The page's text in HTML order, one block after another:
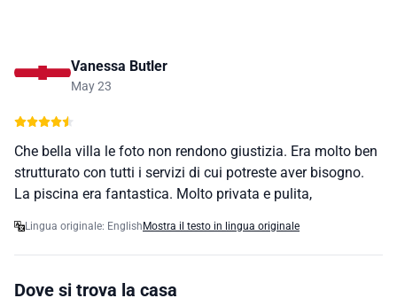
Vanessa Butler
May 23
Che bella villa le foto non rendono giustizia. Era molto ben
strutturato con tutti i servizi di cui potreste aver bisogno.
La piscina era fantastica. Molto privata e pulita,
Lingua originale: English Mostra il testo in lingua originale
Dove si trova la casa